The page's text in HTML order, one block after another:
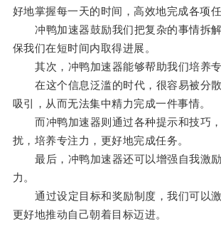
好地掌握每一天的时间，高效地完成各项任
冲鸭加速器鼓励我们把复杂的事情拆解
保我们在短时间内取得进展。
其次，冲鸭加速器能够帮助我们培养专
在这个信息泛滥的时代，很容易被分
吸引，从而无法集中精力完成一件事情。
而冲鸭加速器则通过各种提示和技巧
扰，培养专注力，更好地完成任务。
最后，冲鸭加速器还可以增强自我激
力。
通过设定目标和奖励制度，我们可以激
更好地推动自己朝着目标迈进。